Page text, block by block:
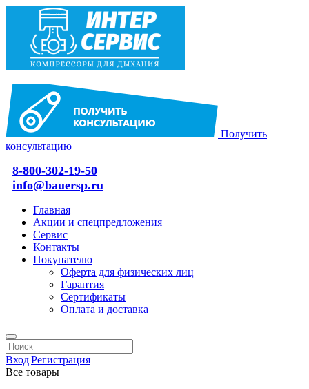
Получить
консультацию
8-800-302-19-50
info@bauersp.ru
Главная
Акции и спецпредложения
Сервис
Контакты
Покупателю
Оферта для физических лиц
Гарантия
Сертификаты
Оплата и доставка
Вход|Регистрация
Все товары